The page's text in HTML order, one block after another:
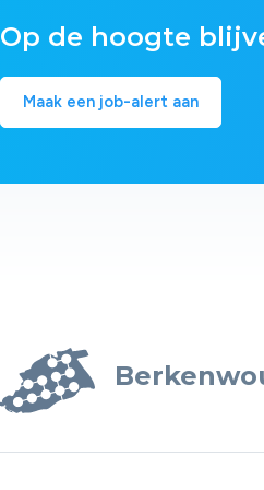
Op de hoogte
Maak een job-alert aan